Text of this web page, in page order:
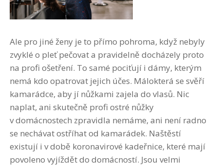
Ale pro jiné ženy je to přímo pohroma, když nebyly
zvyklé o pleť pečovat a pravidelně docházely proto
na profi ošetření. To samé pociťují i dámy, kterým
nemá kdo opatrovat jejich účes. Málokterá se svěří
kamarádce, aby jí nůžkami zajela do vlasů. Nic
naplat, ani skutečně profi ostré nůžky
v domácnostech zpravidla nemáme, ani není radno
se nechávat ostříhat od kamarádek. Naštěstí
existují i v době koronavirové kadeřnice, které mají
povoleno vyjíždět do domácností. Jsou velmi